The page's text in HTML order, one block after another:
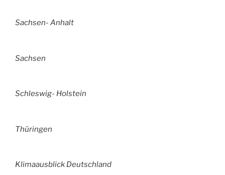
Sachsen- Anhalt
Sachsen
Schleswig- Holstein
Thüringen
Klimaausblick Deutschland